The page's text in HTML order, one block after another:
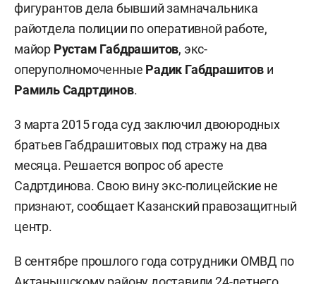
фигурантов дела бывший замначальника
райотдела полиции по оперативной работе,
майор Рустам Габдрашитов, экс-
оперуполномоченные Радик Габдрашитови
Рамиль Садртдинов.
3 марта 2015 года суд заключил двоюродных
братьев Габдрашитовых под стражу на два
месяца. Решается вопрос об аресте
Садртдинова. Свою вину экс-полицейские не
признают, сообщает Казанский правозащитный
центр.
В сентябре прошлого года сотрудники ОМВД по